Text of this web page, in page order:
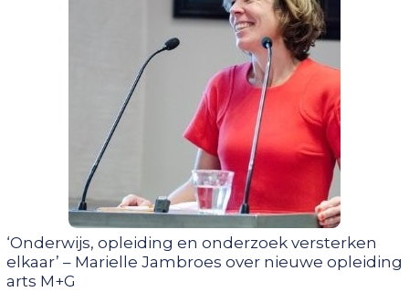
‘Onderwijs, opleiding en onderzoek versterken
elkaar’ – Marielle Jambroes over nieuwe opleiding
arts M+G